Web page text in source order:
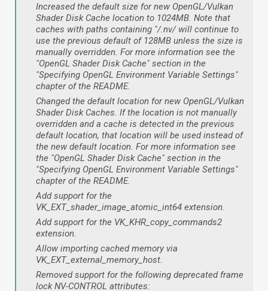
Increased the default size for new OpenGL/Vulkan
Shader Disk Cache location to 1024MB. Note that
caches with paths containing "/.nv/ will continue to
use the previous default of 128MB unless the size is
manually overridden. For more information see the
"OpenGL Shader Disk Cache" section in the
"Specifying OpenGL Environment Variable Settings"
chapter of the README.
Changed the default location for new OpenGL/Vulkan
Shader Disk Caches. If the location is not manually
overridden and a cache is detected in the previous
default location, that location will be used instead of
the new default location. For more information see
the "OpenGL Shader Disk Cache" section in the
"Specifying OpenGL Environment Variable Settings"
chapter of the README.
Add support for the
VK_EXT_shader_image_atomic_int64 extension.
Add support for the VK_KHR_copy_commands2
extension.
Allow importing cached memory via
VK_EXT_external_memory_host.
Removed support for the following deprecated frame
lock NV-CONTROL attributes: